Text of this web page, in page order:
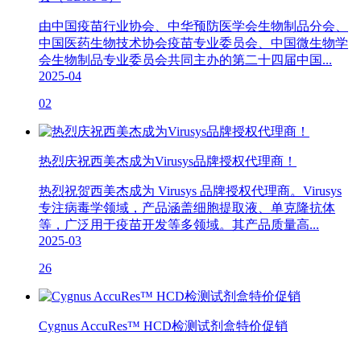
由中国疫苗行业协会、中华预防医学会生物制品分会、
中国医药生物技术协会疫苗专业委员会、中国微生物学
会生物制品专业委员会共同主办的第二十四届中国...
2025-04
02
热烈庆祝西美杰成为Virusys品牌授权代理商！
热烈祝贺西美杰成为 Virusys 品牌授权代理商。Virusys
专注病毒学领域，产品涵盖细胞提取液、单克隆抗体
等，广泛用于疫苗开发等多领域。其产品质量高...
2025-03
26
Cygnus AccuRes™ HCD检测试剂盒特价促销